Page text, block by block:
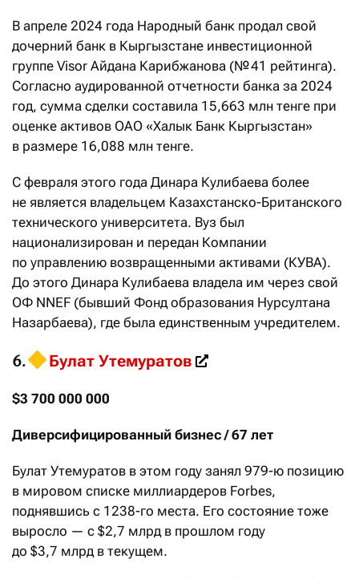
В апреле 2024 года Народный банк продал свой
дочерний банк в Кыргызстане инвестиционной
группе Visor Айдана Карибжанова (№ 41 рейтинга).
Согласно аудированной отчетности банка за 2024
год, сумма сделки составила 15,663 млн тенге при
оценке активов ОАО «Халык Банк Кыргызстан»
в размере 16,088 млн тенге.
С февраля этого года Динара Кулибаева более
не является владельцем Казахстанско-Британского
технического университета. Вуз был
национализирован и передан Компании
по управлению возвращенными активами (КУВА).
До этого Динара Кулибаева владела им через свой
ОФ NNEF (бывший Фонд образования Нурсултана
Назарбаева), где была единственным учредителем.
6.​ Булат Утемуратов
$3 700 000 000
Диверсифицированный бизнес / 67 лет
Булат Утемуратов в этом году занял 979-ю позицию
в мировом списке миллиардеров Forbes,
поднявшись с 1238-го места. Его состояние тоже
выросло — с $2,7 млрд в прошлом году
до $3,7 млрд в текущем.